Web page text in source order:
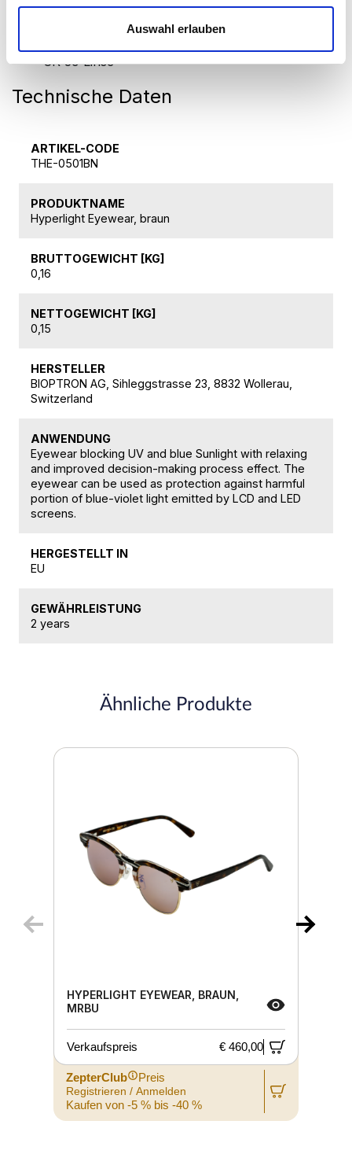
Auswahl erlauben
Lebensdauer der Antireflexionsschicht und bietet
zusätzlichen Schutz vor Kratzern.
CR 39 Linse
Technische Daten
ARTIKEL-CODE
THE-0501BN
PRODUKTNAME
Hyperlight Eyewear, braun
BRUTTOGEWICHT [KG]
0,16
NETTOGEWICHT [KG]
0,15
HERSTELLER
BIOPTRON AG, Sihleggstrasse 23, 8832 Wollerau,
Switzerland
ANWENDUNG
Eyewear blocking UV and blue Sunlight with relaxing
and improved decision-making process effect. The
eyewear can be used as protection against harmful
portion of blue-violet light emitted by LCD and LED
screens.
HERGESTELLT IN
EU
GEWÄHRLEISTUNG
2 years
Ähnliche Produkte
HYPERLIGHT EYEWEAR, BRAUN,
MRBU
Verkaufspreis € 460,00
ZepterClub Preis
Registrieren / Anmelden
Kaufen von -5 % bis -40 %